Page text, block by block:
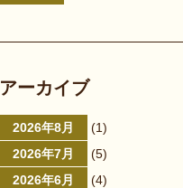
アーカイブ
2026年8月
(1)
2026年7月
(5)
2026年6月
(4)